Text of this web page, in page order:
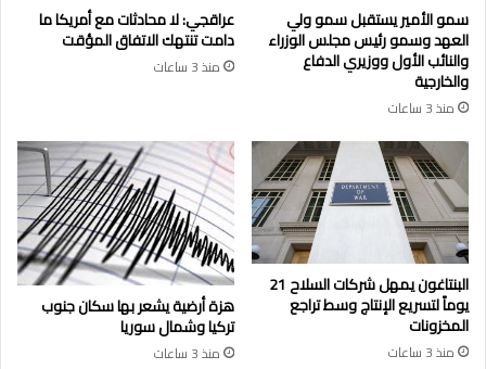
سمو الأمير يستقبل سمو ولي
العهد وسمو رئيس مجلس الوزراء
والنائب الأول ووزيري الدفاع
والخارجية
منذ 3 ساعات
عراقجي: لا محادثات مع أمريكا ما
دامت تنتهك الاتفاق المؤقت
منذ 3 ساعات
البنتاغون يمهل شركات السلاح 21
يوماً لتسريع الإنتاج وسط تراجع
المخزونات
منذ 3 ساعات
هزة أرضية يشعر بها سكان جنوب
تركيا وشمال سوريا
منذ 3 ساعات